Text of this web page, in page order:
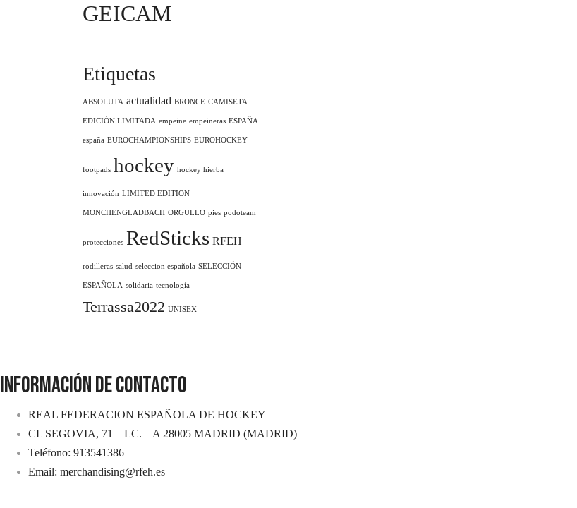
GEICAM
Etiquetas
ABSOLUTA actualidad BRONCE CAMISETA
EDICIÓN LIMITADA empeine empeineras ESPAÑA
españa EUROCHAMPIONSHIPS EUROHOCKEY
footpads hockey hockey hierba
innovación LIMITED EDITION
MONCHENGLADBACH ORGULLO pies podoteam
protecciones RedSticks RFEH
rodilleras salud seleccion española SELECCIÓN
ESPAÑOLA solidaria tecnología
Terrassa2022 UNISEX
INFORMACIÓN DE CONTACTO
REAL FEDERACION ESPAÑOLA DE HOCKEY
CL SEGOVIA, 71 – LC. – A 28005 MADRID (MADRID)
Teléfono: 913541386
Email: merchandising@rfeh.es